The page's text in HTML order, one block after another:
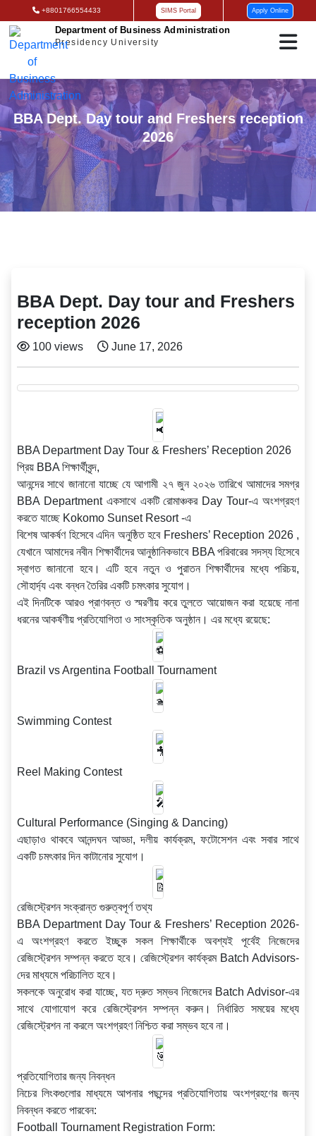
+8801766554433 SIMS Portal Apply Online
Department of Business Administration
Presidency University
BBA Dept. Day tour and Freshers reception
2026
BBA Dept. Day tour and Freshers
reception 2026
100 views June 17, 2026
BBA Department Day Tour & Freshers’ Reception 2026
প্রিয় BBA শিক্ষার্থীবৃন্দ,
আনন্দের সাথে জানানো যাচ্ছে যে আগামী ২৭ জুন ২০২৬ তারিখে আমাদের সমগ্র
BBA Department একসাথে একটি রোমাঞ্চকর Day Tour-এ অংশগ্রহণ
করতে যাচ্ছে Kokomo Sunset Resort -এ
বিশেষ আকর্ষণ হিসেবে এদিন অনুষ্ঠিত হবে Freshers’ Reception 2026 ,
যেখানে আমাদের নবীন শিক্ষার্থীদের আনুষ্ঠানিকভাবে BBA পরিবারের সদস্য হিসেবে
স্বাগত জানানো হবে। এটি হবে নতুন ও পুরাতন শিক্ষার্থীদের মধ্যে পরিচয়,
সৌহার্দ্য এবং বন্ধন তৈরির একটি চমৎকার সুযোগ।
এই দিনটিকে আরও প্রাণবন্ত ও স্মরণীয় করে তুলতে আয়োজন করা হয়েছে নানা
ধরনের আকর্ষণীয় প্রতিযোগিতা ও সাংস্কৃতিক অনুষ্ঠান। এর মধ্যে রয়েছে:
Brazil vs Argentina Football Tournament
Swimming Contest
Reel Making Contest
Cultural Performance (Singing & Dancing)
এছাড়াও থাকবে আনন্দঘন আড্ডা, দলীয় কার্যক্রম, ফটোসেশন এবং সবার সাথে
একটি চমৎকার দিন কাটানোর সুযোগ।
রেজিস্ট্রেশন সংক্রান্ত গুরুত্বপূর্ণ তথ্য
BBA Department Day Tour & Freshers’ Reception 2026-
এ অংশগ্রহণ করতে ইচ্ছুক সকল শিক্ষার্থীকে অবশ্যই পূর্বেই নিজেদের
রেজিস্ট্রেশন সম্পন্ন করতে হবে। রেজিস্ট্রেশন কার্যক্রম Batch Advisors-
দের মাধ্যমে পরিচালিত হবে।
সকলকে অনুরোধ করা যাচ্ছে, যত দ্রুত সম্ভব নিজেদের Batch Advisor-এর
সাথে যোগাযোগ করে রেজিস্ট্রেশন সম্পন্ন করুন। নির্ধারিত সময়ের মধ্যে
রেজিস্ট্রেশন না করলে অংশগ্রহণ নিশ্চিত করা সম্ভব হবে না।
প্রতিযোগিতার জন্য নিবন্ধন
নিচের লিংকগুলোর মাধ্যমে আপনার পছন্দের প্রতিযোগিতায় অংশগ্রহণের জন্য
নিবন্ধন করতে পারবেন:
Football Tournament Registration Form: